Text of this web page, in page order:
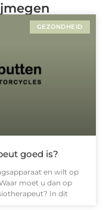
GEZONDHEID
goed is?
en wilt op
moet u dan op
In dit